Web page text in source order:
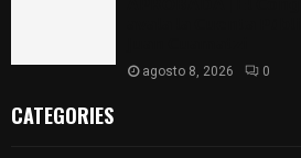
agosto 8, 2026 0
CATEGORIES